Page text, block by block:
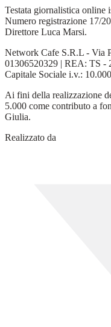
Testata giornalistica online
Numero registrazione 17/
Direttore Luca Marsi.
Network Cafe S.R.L - Via
01306520329 | REA: TS -
Capitale Sociale i.v.:
Ai fini della realizzazione
5.000 come contributo a
Giulia.
Realizzato da